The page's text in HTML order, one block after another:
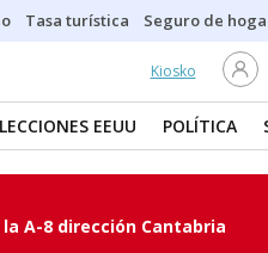
Tasa turística Seguro de
Kiosko
EEUU POLÍTICA
A-8 dirección Cantabria